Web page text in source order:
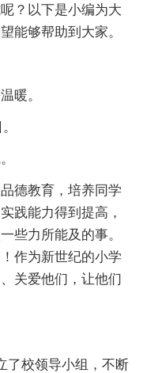
？以下是小编为大
能够帮助到大家。
暖。
德教育，培养同学
践能力得到提高，
些力所能及的事。
作为新世纪的小学
关爱他们，让他们
了校领导小组，不断